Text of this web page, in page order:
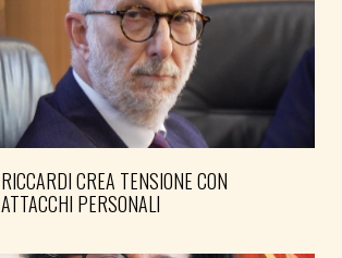
RICCARDI CREA TENSIONE CON
ATTACCHI PERSONALI